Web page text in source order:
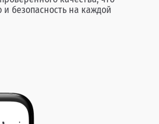
безопасность на каждой